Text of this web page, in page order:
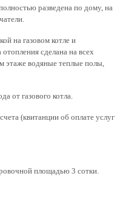
разведена по дому, на
на газовом котле и
сделана на всех
этаже водяные теплые полы,
от газового котла.
(квитанции об оплате услуг
площадью 3 сотки.